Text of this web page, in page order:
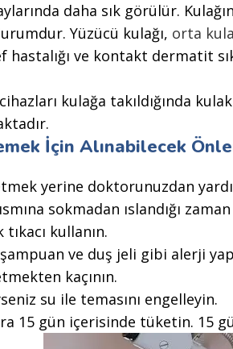
daha sık görülür.
Yüzücü kulağı, orta
hastalığı ve kontakt dermatit
kulağa takıldığında
İçin Alınabilecek
yerine doktorunuzdan
sokmadan ıslandığı
kullanın.
ve duş jeli gibi alerji
kaçının.
su ile temasını engelleyin.
15 gün içerisinde tüketin. 15